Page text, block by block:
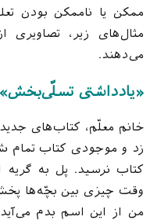
ممکن یا ناممکن بودن
مثال‌های زیر،
می‌دهند.
«یادداشتی تسلّی‌بخش»
خانم معلّم، کتاب‌های
زد و موجودی کتاب تمام
کتاب نرسید. پل به گریه
وقت چیزی بین بچّه‌ها
من از این اسم بدم